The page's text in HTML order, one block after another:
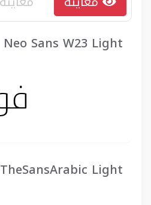
Neo Sans W23 Light
TheSansArabic Light